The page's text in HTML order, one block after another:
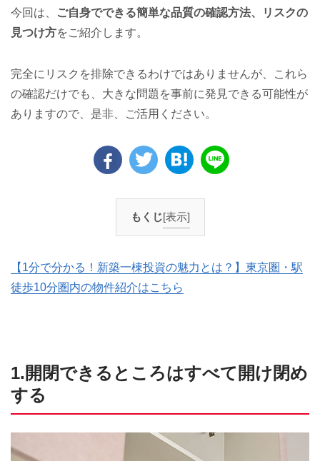
今回は、
ご自身でできる簡単な品質の確認方法、リスクの
見つけ方をご紹介します。
完全にリスクを排除できるわけではありませんが、これら
の確認だけでも、大きな問題を事前に発見できる可能性が
ありますので、是非、ご活用ください。
もくじ[表示]
【1分で分かる！新築一棟投資の魅力とは？】東京圏・駅
徒歩10分圏内の物件紹介はこちら
1.開閉できるところはすべて開け閉め
する